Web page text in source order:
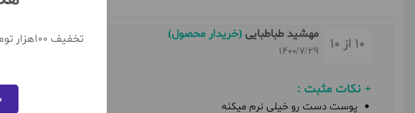
10 از 10
مهشید طباطبایی (خریدار محصول)
1400/7/29
+ نکات مثبت :
پوست دست رو خیلی نرم میکنه